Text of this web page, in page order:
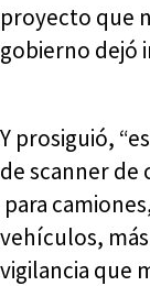
proyecto que
gobierno dejó
Y prosiguió,
de scanner de
para
vehículos,
vigilancia que